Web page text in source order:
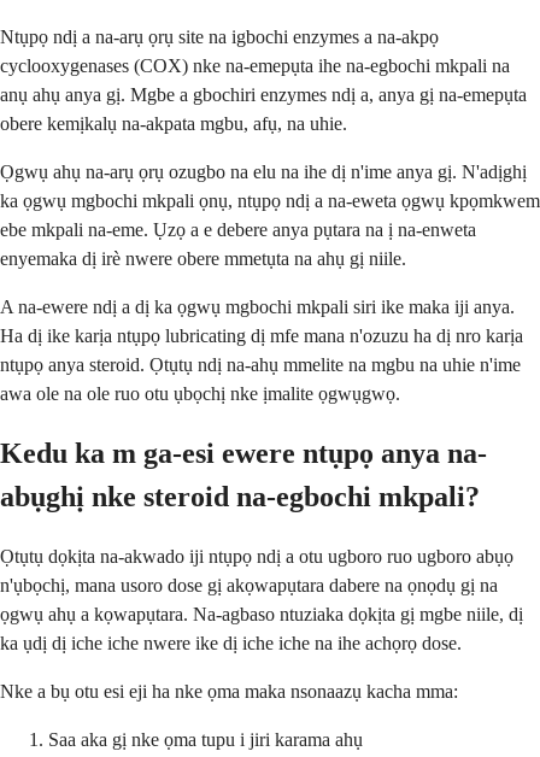
Ntụpọ ndị a na-arụ ọrụ site na igbochi enzymes a na-akpọ
cyclooxygenases (COX) nke na-emepụta ihe na-egbochi mkpali na
anụ ahụ anya gị. Mgbe a gbochiri enzymes ndị a, anya gị na-emepụta
obere kemịkalụ na-akpata mgbu, afụ, na uhie.
Ọgwụ ahụ na-arụ ọrụ ozugbo na elu na ihe dị n'ime anya gị. N'adịghị
ka ọgwụ mgbochi mkpali ọnụ, ntụpọ ndị a na-eweta ọgwụ kpọmkwem
ebe mkpali na-eme. Ụzọ a e debere anya pụtara na ị na-enweta
enyemaka dị irè nwere obere mmetụta na ahụ gị niile.
A na-ewere ndị a dị ka ọgwụ mgbochi mkpali siri ike maka iji anya.
Ha dị ike karịa ntụpọ lubricating dị mfe mana n'ozuzu ha dị nro karịa
ntụpọ anya steroid. Ọtụtụ ndị na-ahụ mmelite na mgbu na uhie n'ime
awa ole na ole ruo otu ụbọchị nke ịmalite ọgwụgwọ.
Kedu ka m ga-esi ewere ntụpọ anya na-
abụghị nke steroid na-egbochi mkpali?
Ọtụtụ dọkịta na-akwado iji ntụpọ ndị a otu ugboro ruo ugboro abụọ
n'ụbọchị, mana usoro dose gị akọwapụtara dabere na ọnọdụ gị na
ọgwụ ahụ a kọwapụtara. Na-agbaso ntuziaka dọkịta gị mgbe niile, dị
ka ụdị dị iche iche nwere ike dị iche iche na ihe achọrọ dose.
Nke a bụ otu esi eji ha nke ọma maka nsonaazụ kacha mma:
Saa aka gị nke ọma tupu i jiri karama ahụ